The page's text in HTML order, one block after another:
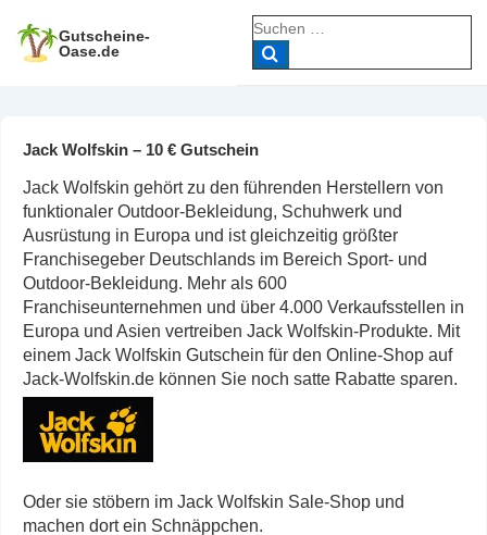
Zum
Inhalt
Gutscheine-
Oase.de
Suche
nach:
Jack Wolfskin – 10 € Gutschein
Jack Wolfskin gehört zu den führenden Herstellern von
funktionaler Outdoor-Bekleidung, Schuhwerk und
Ausrüstung in Europa und ist gleichzeitig größter
Franchisegeber Deutschlands im Bereich Sport- und
Outdoor-Bekleidung. Mehr als 600
Franchiseunternehmen und über 4.000 Verkaufsstellen in
Europa und Asien vertreiben Jack Wolfskin-Produkte. Mit
einem Jack Wolfskin Gutschein für den Online-Shop auf
Jack-Wolfskin.de können Sie noch satte Rabatte sparen.
Oder sie stöbern im Jack Wolfskin Sale-Shop und
machen dort ein Schnäppchen.